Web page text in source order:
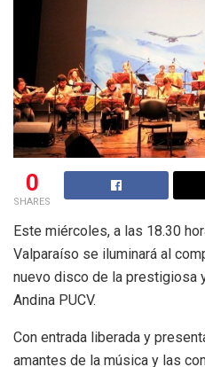
0
SHARES
Este miércoles, a las 18.30
Valparaíso se iluminará al
nuevo disco de la prestigiosa
Andina PUCV.
Con entrada liberada y
amantes de la música y las